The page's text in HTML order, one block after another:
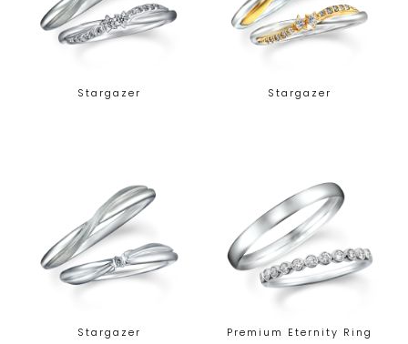
Stargazer Stargazer
Stargazer Premium Eternity Ring